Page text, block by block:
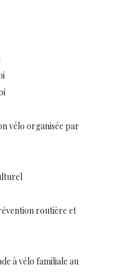
vélo organisée par
routière et
à vélo familiale au